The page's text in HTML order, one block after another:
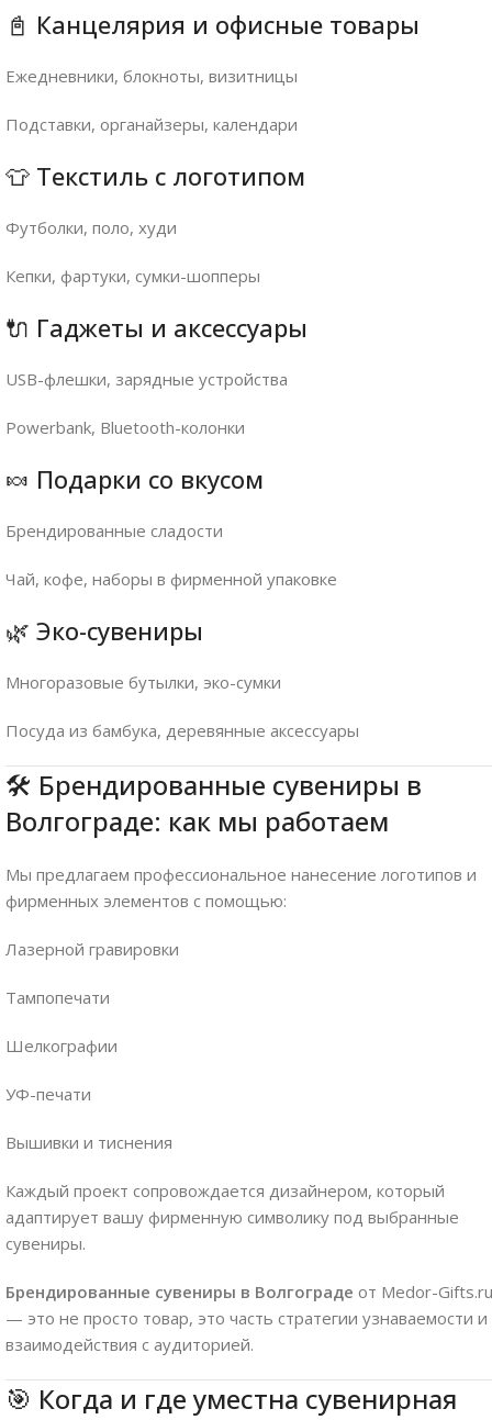
📓 Канцелярия и офисные товары
Ежедневники, блокноты, визитницы
Подставки, органайзеры, календари
👕 Текстиль с логотипом
Футболки, поло, худи
Кепки, фартуки, сумки-шопперы
🔌 Гаджеты и аксессуары
USB-флешки, зарядные устройства
Powerbank, Bluetooth-колонки
🍬 Подарки со вкусом
Брендированные сладости
Чай, кофе, наборы в фирменной упаковке
🌿 Эко-сувениры
Многоразовые бутылки, эко-сумки
Посуда из бамбука, деревянные аксессуары
🛠️ Брендированные сувениры в
Волгограде: как мы работаем
Мы предлагаем профессиональное нанесение логотипов и
фирменных элементов с помощью:
Лазерной гравировки
Тампопечати
Шелкографии
УФ-печати
Вышивки и тиснения
Каждый проект сопровождается дизайнером, который
адаптирует вашу фирменную символику под выбранные
сувениры.
Брендированные сувениры в Волгограде от Medor-Gifts.ru
— это не просто товар, это часть стратегии узнаваемости и
взаимодействия с аудиторией.
🎯 Когда и где уместна сувенирная